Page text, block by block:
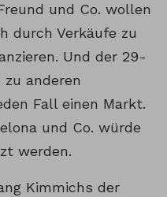
und Co. wollen
durch Verkäufe zu
Und der 29-
anderen
Fall einen Markt.
und Co. würde
werden.
Kimmichs der